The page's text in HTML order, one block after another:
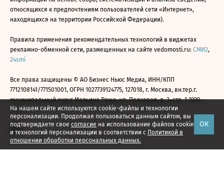
На нашем сайте используются cookie-файлы и технологии
персонализации. Продолжая пользоваться данным сайтом, вы
подтверждаете свое согласие на использование файлов cookie
и технологий персонализации в соответствии с Политикой в
отношении обработки персональных данных.
ОК
относящихся к предпочтениям пользователей сети «Интернет»,
находящихся на территории Российской Федерации).
Правила применения рекомендательных технологий в виджетах
рекламно-обменной сети, размещенных на сайте vedomosti.ru: СМИ2,
24smi
Все права защищены © АО Бизнес Ньюс Медиа, ИНН/КПП
7712108141/771501001, ОГРН 1027739124775, 127018, г. Москва, вн.тер.г.
муниципальный округ Марьина Роща, ул. Полковая, д. 3, стр. 1 1999—
2026